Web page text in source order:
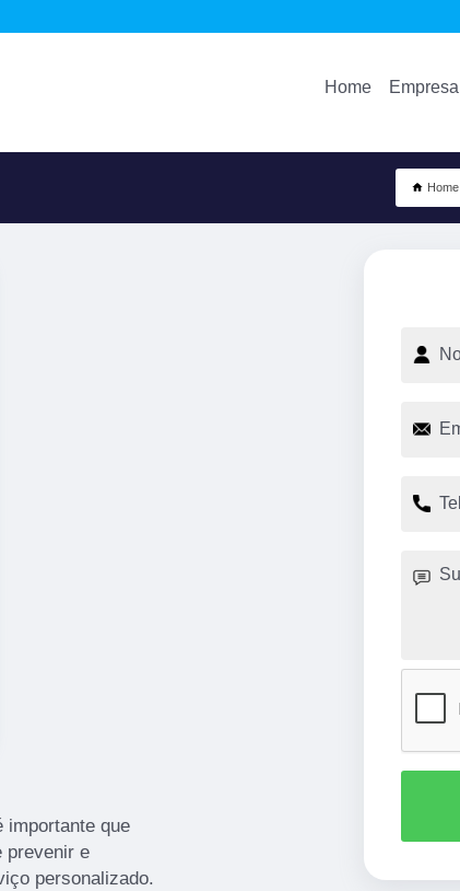
Home Empresa
Home
importante que
prevenir e
personalizado.